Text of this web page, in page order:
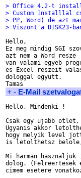
> Office 4.2-t
> Custom Installlal
> PP, Word) de azt
> Viszont a DISK23-
Hello,
Ez meg mindig SGI
azt nem a Word
van valami egyeb
es Excel reszeit
dologgal egyutt.
+ - E-Mail
Hello, Mindenki !
Csak egy ujabb otlet,
Ugyanis akkor
hogy melyik level
is letolthetsz
Mi harman
dolog. (Felreertesek
cimem esetere